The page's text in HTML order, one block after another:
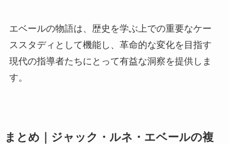
エベールの物語は、歴史を学ぶ上での重要なケー
ススタディとして機能し、革命的な変化を目指す
現代の指導者たちにとって有益な洞察を提供しま
す。
まとめ｜ジャック・ルネ・エベールの複